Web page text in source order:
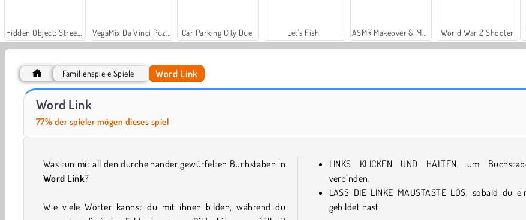
Car Parking City Duel Let's Fish! World War 2 Shooter
Farm Merge Valley
Familienspiele Spiele Word Link
Word Link
77% der spieler mögen dieses spiel
Was tun mit all den durcheinander gewürfelten Buchstaben in
Word Link?
Wie viele Wörter kannst du mit ihnen bilden, während du
LINKS KLICKEN UND HALTEN, um
verbinden.
LASS DIE LINKE MAUSTASTE LOS, sobald du
gebildet hast.